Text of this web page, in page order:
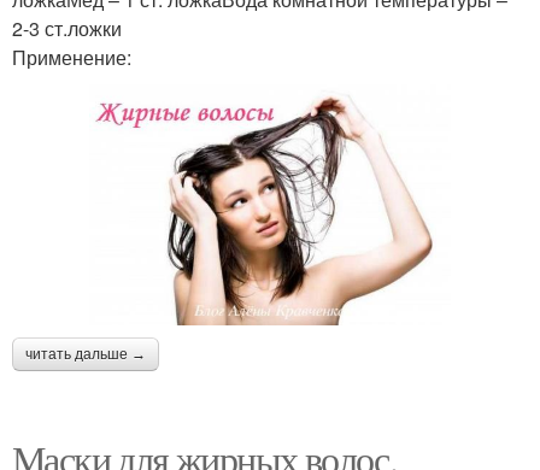
2-3 ст.ложки
Применение:
читать дальше →
Маски для жирных волос.